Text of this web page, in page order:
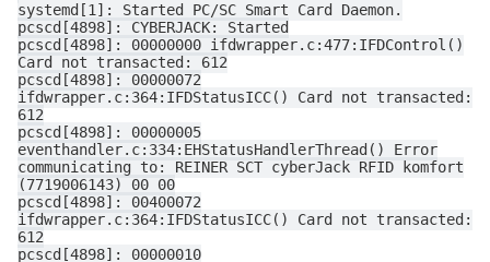
systemd[1]: Started PC/SC Smart Card Daemon.
pcscd[4898]: CYBERJACK: Started
pcscd[4898]: 00000000 ifdwrapper.c:477:IFDControl()
Card not transacted: 612
pcscd[4898]: 00000072
ifdwrapper.c:364:IFDStatusICC() Card not transacted:
612
pcscd[4898]: 00000005
eventhandler.c:334:EHStatusHandlerThread() Error
communicating to: REINER SCT cyberJack RFID komfort
(7719006143) 00 00
pcscd[4898]: 00400072
ifdwrapper.c:364:IFDStatusICC() Card not transacted:
612
pcscd[4898]: 00000010